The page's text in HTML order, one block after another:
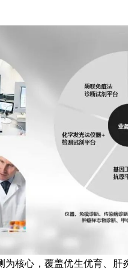
为核心，覆盖优生优育、肝